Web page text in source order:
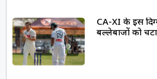
CA-XI के इस
बल्लेबाजों को